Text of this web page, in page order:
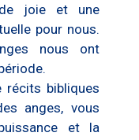
joie et une
pour nous.
nous ont
récits bibliques
anges, vous
et la